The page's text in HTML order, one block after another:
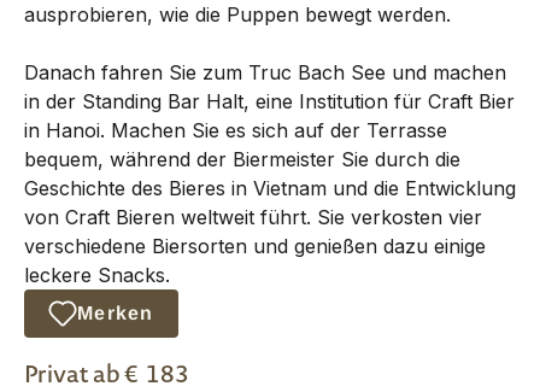
ausprobieren, wie die Puppen bewegt werden.
Danach fahren Sie zum Truc Bach See und machen
in der Standing Bar Halt, eine Institution für Craft Bier
in Hanoi. Machen Sie es sich auf der Terrasse
bequem, während der Biermeister Sie durch die
Geschichte des Bieres in Vietnam und die Entwicklung
von Craft Bieren weltweit führt. Sie verkosten vier
verschiedene Biersorten und genießen dazu einige
leckere Snacks.
Merken
Privatab € 183